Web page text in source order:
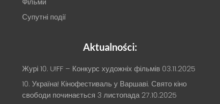
Супутні події
Aktualności:
Журі 10. U!FF – Конкурс художніх фільмів 03.11.2025
10. Україна! Кінофестиваль у Варшаві. Свято кіно
свободи починається 3 листопада 27.10.2025